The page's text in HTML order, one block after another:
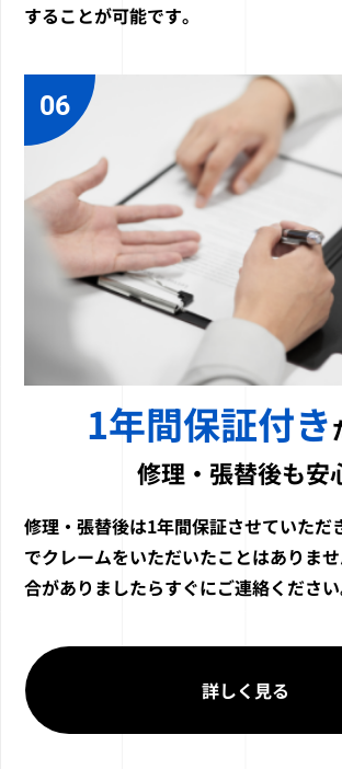
することが可能です。
06
1年間保証付き
修理・張替後も安
修理・張替後は1年間保証させていただ
でクレームをいただいたことはありま
合がありましたらすぐにご連絡ください
詳しく見る